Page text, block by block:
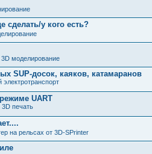
сделать/у кого есть?
3D моделирование
SUP-досок, каяков, катамаранов
электротранспорт
UART
печать
на рельсах от 3D-SPrinter